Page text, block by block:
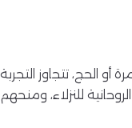
الحج، تتجاوز التجربة
للنزلاء، ومنحهم